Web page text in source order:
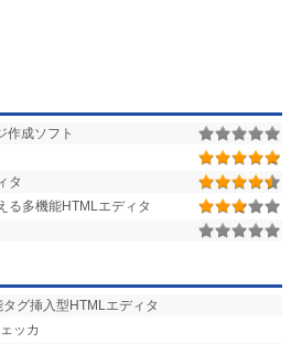
作成ソフト
タ
る多機能HTMLエディタ
グ挿入型HTMLエディタ
ッカ